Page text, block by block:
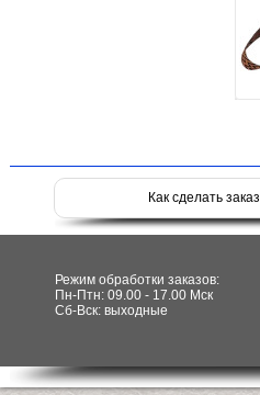
Как сделать заказ
Режим обработки заказов:
Пн-Птн: 09.00 - 17.00 Мск
Сб-Вск: выходные